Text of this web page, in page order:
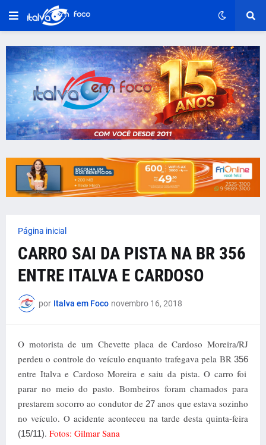
Página inicial
CARRO SAI DA PISTA NA BR 356
ENTRE ITALVA E CARDOSO
por Italva em Foco novembro 16, 2018
O motorista de um Chevette placa de Cardoso Moreira/RJ
perdeu o controle do veículo enquanto trafegava pela BR 356
entre Italva e Cardoso Moreira e saiu da pista. O carro foi
parar no meio do pasto. Bombeiros foram chamados para
prestarem socorro ao condutor de27 anos que estava sozinho
no veículo. O acidente aconteceu na tarde desta quinta-feira
(15/11). Fotos: Gilmar Sana